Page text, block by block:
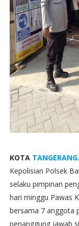
KOTA
Kepolisian Polsek
selaku pimpinan
hari minggu Pawas
bersama 7 anggota
penanggung jawab